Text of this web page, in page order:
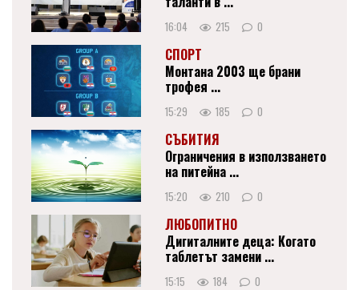
16:04 215 0
СПОРТ
Монтана 2003 ще брани
трофея ...
15:29 185 0
СЪБИТИЯ
Ограничения в използването
на питейна ...
15:20 210 0
ЛЮБОПИТНО
Дигиталните деца: Когато
таблетът замени ...
15:15 184 0